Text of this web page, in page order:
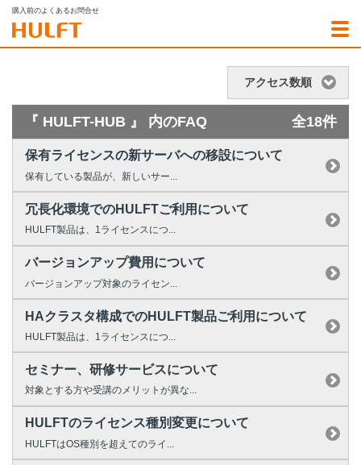
購入前のよくあるお問合せ
アクセス数順
『 HULFT-HUB 』 内のFAQ 全18件
保有ライセンスの新サーバへの移設について
保有している製品が、新しいサー...
冗長化環境でのHULFTご利用について
HULFT製品は、1ライセンスにつ...
バージョンアップ費用について
バージョンアップ対象のライセン...
HAクラスタ構成でのHULFT製品ご利用について
HULFT製品は、1ライセンスにつ...
セミナー、研修サービスについて
対象とする方や受講のメリットが異な...
HULFTのライセンス種別変更について
HULFTはOS種別を超えてのライ...